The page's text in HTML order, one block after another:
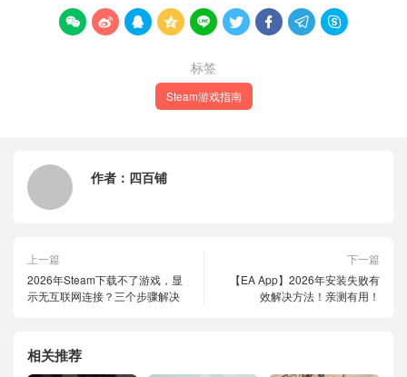
        
标签
Steam游戏指南
作者： 四百铺
上一篇
2026年Steam下载不了游戏，显
示无互联网连接？三个步骤解决
下一篇
【EA App】2026年安装失败有
效解决方法！亲测有用！
相关推荐